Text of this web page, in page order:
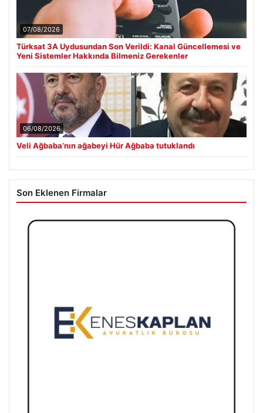
07/08/2026
Türksat 3A Uydusundan Son Verildi: Kanal Güncellemesi ve
Yeni Sistemler Hakkında Bilmeniz Gerekenler
06/08/2026
Veli Ağbaba’nın ağabeyi Hür Ağbaba tutuklandı
Son Eklenen Firmalar